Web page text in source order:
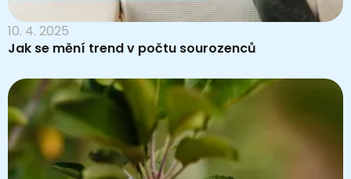
10. 4. 2025
Jak se mění trend v počtu sourozenců